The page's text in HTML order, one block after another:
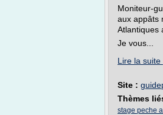
Moniteur-
aux appâts
Atlantiques
Je vous...
Lire la suite
Site :
Thèmes
stage peche